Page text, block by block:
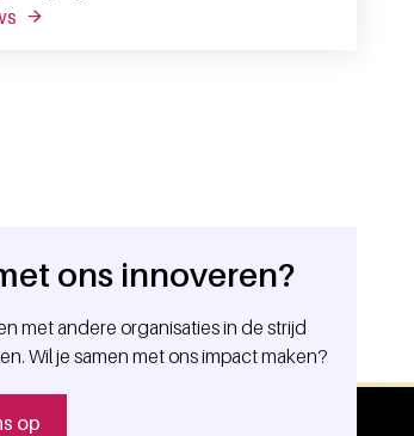
over veni-beurs tirsa van duijl: op zoek naar
ons innoveren?
met andere organisaties in de strijd
Wil je samen met ons impact maken?
op